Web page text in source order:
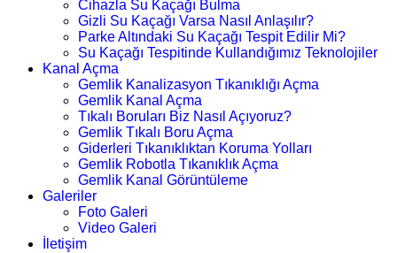
Cihazla Su Kaçağı Bulma
Gizli Su Kaçağı Varsa Nasıl Anlaşılır?
Parke Altındaki Su Kaçağı Tespit Edilir Mi?
Su Kaçağı Tespitinde Kullandığımız Teknolojiler
Kanal Açma
Gemlik Kanalizasyon Tıkanıklığı Açma
Gemlik Kanal Açma
Tıkalı Boruları Biz Nasıl Açıyoruz?
Gemlik Tıkalı Boru Açma
Giderleri Tıkanıklıktan Koruma Yolları
Gemlik Robotla Tıkanıklık Açma
Gemlik Kanal Görüntüleme
Galeriler
Foto Galeri
Video Galeri
İletişim